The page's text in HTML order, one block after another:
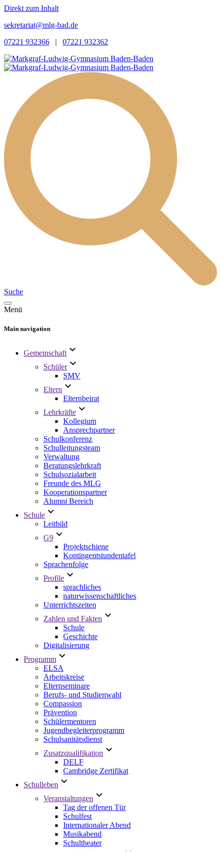
Direkt zum Inhalt
sekretariat@mlg-bad.de
07221 932366 | 07221 932362
Suche
Menü
Main navigation
Gemeinschaft
Schüler
SMV
Eltern
Elternbeirat
Lehrkräfte
Kollegium
Ansprechpartner
Schulkonferenz
Schulleitungsteam
Verwaltung
Beratungslehrkraft
Schulsozialarbeit
Freunde des MLG
Kooperationspartner
Alumni Bereich
Schule
Leitbild
G9
Projektschiene
Kontingentstundentafel
Sprachenfolge
Profile
sprachliches
naturwissenschaftliches
Unterrichtszeiten
Zahlen und Fakten
Schule
Geschichte
Digitalisierung
Programm
ELSA
Arbeitskreise
Elternseminare
Berufs- und Studienwahl
Compassion
Prävention
Schülermentoren
Jugendbegleiterprogramm
Schulsanitätsdienst
Zusatzqualifikation
DELF
Cambridge Zertifikat
Schulleben
Veranstaltungen
Tag der offenen Tür
Schulfest
Internationaler Abend
Musikabend
Schultheater